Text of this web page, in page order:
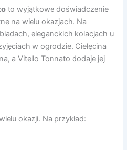
to wyjątkowe doświadczenie
na wielu okazjach. Na
eleganckich kolacjach u
w ogrodzie. Cielęcina
a Vitello Tonnato dodaje jej
okazji. Na przykład: